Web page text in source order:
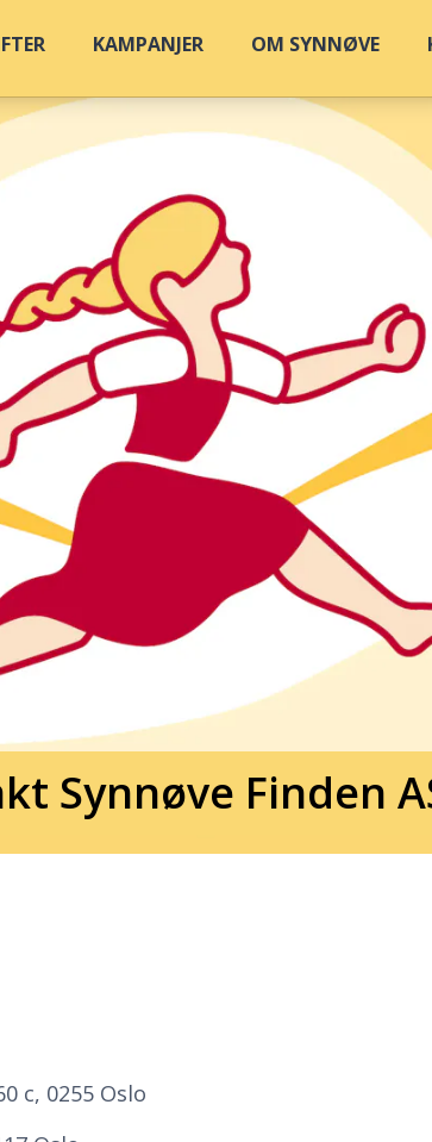
KAMPANJER OM SYNNØVE
Synnøve Finden
c, 0255 Oslo